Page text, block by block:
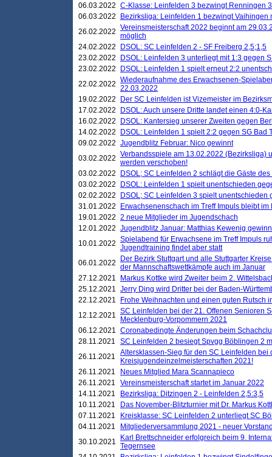
06.03.2022 C-Klasse: Leinfelden 3 bezwingt Renningen
06.03.2022
Bezirksliga: Leinfelden 1 bezwingt Vaihingen
26.02.2022 Vereinsmeisterschaft 2022 beginnt am
möglich
24.02.2022
DSOL: SC Leinfelden 2 - SF Freiberg 2,5;1,5
23.02.2022
DSOL: Leinfelden 3 unterliegt mit 1:3 gegen
23.02.2022
DSOL: Leinfelden 1 spielt erneut 2:2
22.02.2022 Wiederaufnahme des Erwachsenen-
22.03.2022
19.02.2022
Der SC Leinfelden ist Vizemeister im
17.02.2022
DSOL: Auch unsere Dritte landet einen 4:0-
16.02.2022
DSOL: Kantersieg unserer Zweiten gegen
14.02.2022
DSOL: Leinfelden 1 spielt 2:2 gegen SG Bad
09.02.2022 Jugendblitz Februar: Nico gewinnt
03.02.2022 Verbandsspiele am 13.02.2022 (Bezirksliga)
werden verschoben!
03.02.2022
DSOL; SC Leinfelden 2 schlägt die Gäste
03.02.2022
DSOL: Leinfelden 1 spielt unentschieden
02.02.2022
DSOL; SC Leinfelden 3 spielt unentschieden
31.01.2022
Erwachsenenschach im Treff Impuls bleibt
19.01.2022 2 neue Mitglieder im Jugendschach
12.01.2022 Jugendblitz Januar: Matthias Kewenig
10.01.2022 Spielabend für Erwachsene im Treff Impuls
Jugendtraining findet aber statt
06.01.2022
Der Bezirk Stuttgart und alle Stuttgarter
der Mannschaftswettkämpfe auch im Januar
27.12.2021
Markus Kottke wird Zweiter beim 2.
25.12.2021 Jerry Ding wird Dritter bei der Baden-
22.12.2021
Frohe Weihnachten und einen guten Rutsch
12.12.2021 SC Leinfelden bei der 21. Offenen Senioren
Mecklenburg-Vorpommern 2021
06.12.2021 Coronabedingte Änderungen beim
28.11.2021
SC Leinfelden 2 besiegt Spvgg Böblingen 2
26.11.2021
Altersklassen-Sieg für den SC Leinfelden bei
Kreisjugendeinzelmeisterschaften 2021!
26.11.2021
Neues Mitglied Mara Scannapieco
26.11.2021
Vereinsmeisterschaft startet im Januar 2022
14.11.2021
Bezirksliga: Ditzingen 2 - Leinfelden 2,5:3,5
10.11.2021
Das November-Blitzturnier mit Dr. Markus
07.11.2021
Kreisklasse: SC Leinfelden 2 unterliegt SC
04.11.2021
Mitgliederversammlung 2021 - neuer
30.10.2021
Karl Brettschneider erfolgreich beim 9.
Tegernsee